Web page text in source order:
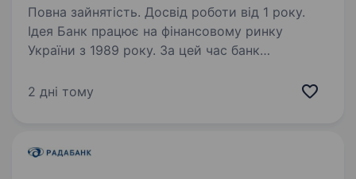
Повна зайнятість. Досвід роботи від 1 року.
Ідея Банк працює на фінансовому ринку
України з 1989 року. За цей час банк
партнер для клієнтів. Наша справжня
2 дні тому